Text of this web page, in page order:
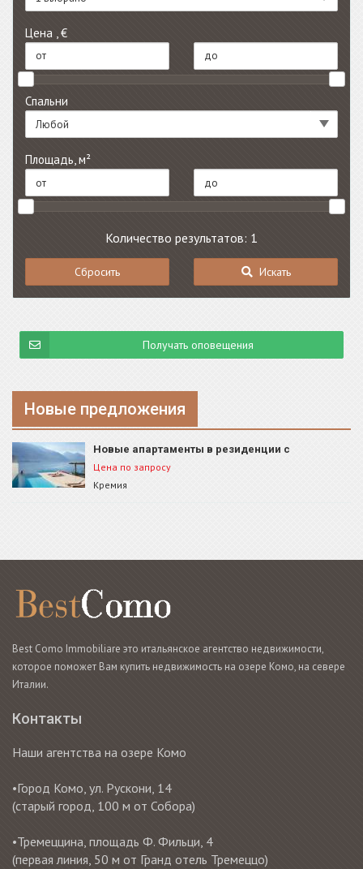
Цена , €
Спальни
Любой
Площадь, м²
Количество результатов: 1
Сбросить Искать
Получать оповещения
Новые предложения
Новые апартаменты в резиденции с
бассейном, Кремия, ID 270
Цена по запросу
Кремия
Best Como Immobiliare это итальянское агентство недвижимости,
которое поможет Вам купить недвижимость на озере Комо, на севере
Италии.
Контакты
Наши агентства на озере Комо
•Город Комо, ул. Рускони, 14
(старый город, 100 м от Собора)
•Тремеццина, площадь Ф. Фильци, 4
(первая линия, 50 м от Гранд отель Тремеццо)